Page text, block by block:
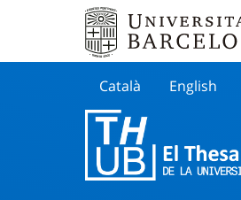
Català English